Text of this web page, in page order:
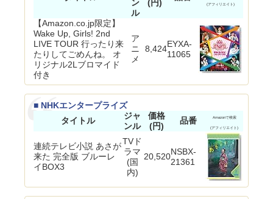
ン
ル
(円) (アフィリエイト)
【Amazon.co.jp限定】
Wake Up, Girls! 2nd
LIVE TOUR 行ったり来
たりしてごめんね。 オ
リジナル2Lブロマイド
付き
ア
ニ
メ
8,424EYXA-
11065
■ NHKエンタープライズ
タイトル
ジャ
ンル
価格
(円)
品番 Amazonで検索
(アフィリエイト)
連続テレビ小説 あさが
来た 完全版 ブルーレ
イBOX3
TVド
ラマ
(国
内)
20,520NSBX-
21361